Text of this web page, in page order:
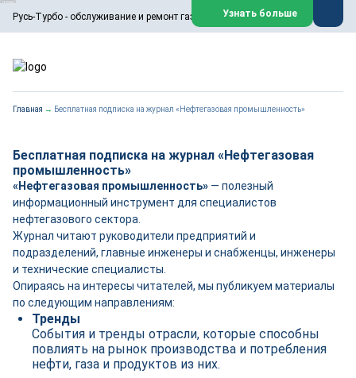
Русь-Турбо - обслуживание и ремонт газовых паровых турбин
ООО «Русь-Турбо» занимается сервисом газовых и паровых
турбин, комплексным ремонтом, восстановлением,
техническим обслуживанием оборудования ТЭС,
работают на нефтегазовых, нефтехимических,
металлургических и других предприятиях.
Реклама. ООО «Русь-Турбо», ИНН 7802588950
Узнать больше
Главная → Бесплатная подписка на журнал «Нефтегазовая промышленность»
Бесплатная подписка на журнал «Нефтегазовая
промышленность»
«Нефтегазовая промышленность» — полезный
информационный инструмент для специалистов
нефтегазового сектора.
Журнал читают руководители предприятий и
подразделений, главные инженеры и снабженцы, инженеры
и технические специалисты.
Опираясь на интересы читателей, мы публикуем материалы
по следующим направлениям:
Тренды
События и тренды отрасли, которые способны
повлиять на рынок производства и потребления
нефти, газа и продуктов из них.